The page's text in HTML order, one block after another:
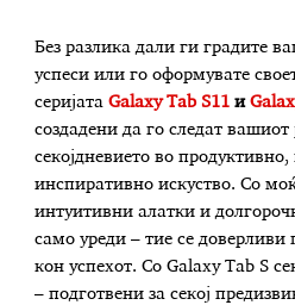
Без разлика дали ги градите
успеси или го оформувате
серијатаGalaxy Tab S11 и
создадени да го следат
секојдневието во
инспиративно искуство. Со
интуитивни алатки и
само уреди – тие се
кон успехот. Со Galaxy Tab S
– подготвени за секој